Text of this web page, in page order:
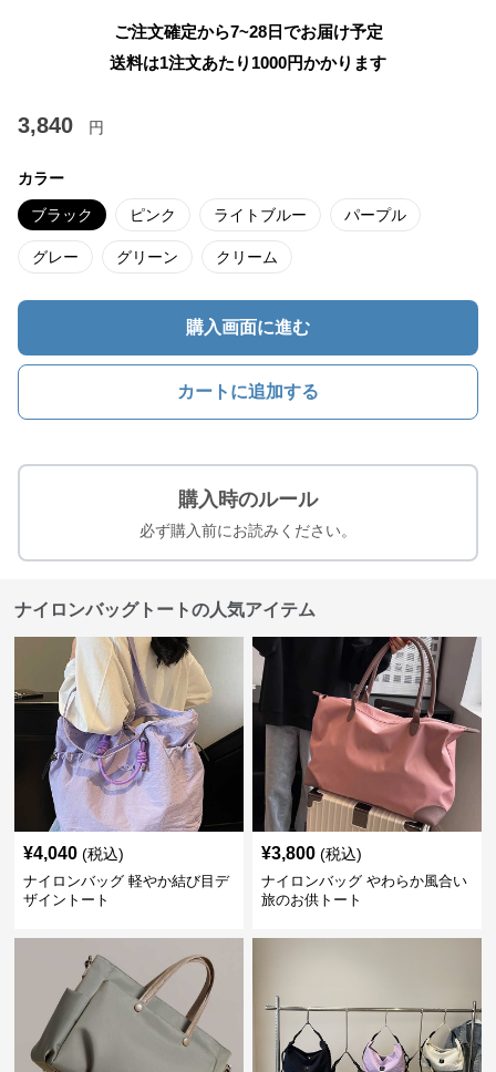
ご注文確定から7~28日でお届け予定
送料は1注文あたり 1000円かかります
3,840 円
カラー
ブラック ピンク ライトブルー パープル
グレー グリーン クリーム
購入画面に進む
カートに追加する
購入時のルール
必ず購入前にお読みください。
ナイロンバッグトートの人気アイテム
¥4,040 (税込)
ナイロンバッグ 軽やか結び目デ
ザイントート
¥3,800 (税込)
ナイロンバッグ やわらか風合い
旅のお供トート